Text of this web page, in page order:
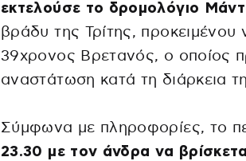
εκτελούσε το δρομολόγιο
βράδυ της Τρίτης,
39χρονος Βρετανός, ο οποίος
αναστάτωση κατά τη διάρκεια
Σύμφωνα με πληροφορίες, το
23.30 με τον άνδρα να